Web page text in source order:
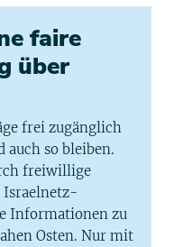
faire
über
frei zugänglich
auch so bleiben.
freiwillige
Israelnetz-
Informationen zu
Osten. Nur mit